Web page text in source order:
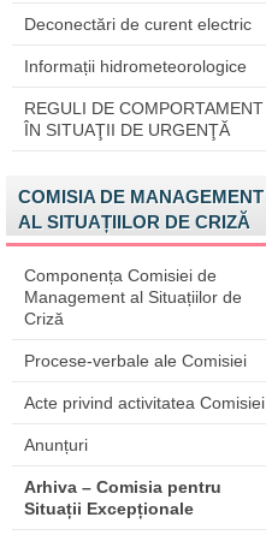
Deconectări de curent electric
Informații hidrometeorologice
REGULI DE COMPORTAMENT
ÎN SITUAŢII DE URGENŢĂ
COMISIA DE MANAGEMENT
AL SITUAȚIILOR DE CRIZĂ
Componența Comisiei de
Management al Situațiilor de
Criză
Procese-verbale ale Comisiei
Acte privind activitatea Comisiei
Anunțuri
Arhiva – Comisia pentru
Situații Excepționale